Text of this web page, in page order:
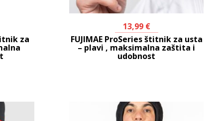
za
13,99 €
FUJIMAE ProSeries štitnik za usta
– plavi , maksimalna zaštita i
udobnost